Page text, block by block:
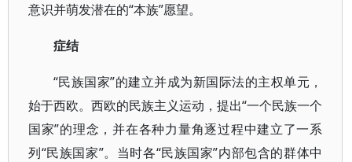
意识并萌发潜在的“本族”愿望。
症结
“民族国家”的建立并成为新国际法的主权单元，
始于西欧。西欧的民族主义运动，提出“一个民族一个
国家”的理念，并在各种力量角逐过程中建立了一系
列“民族国家”。当时各“民族国家”内部包含的群体中